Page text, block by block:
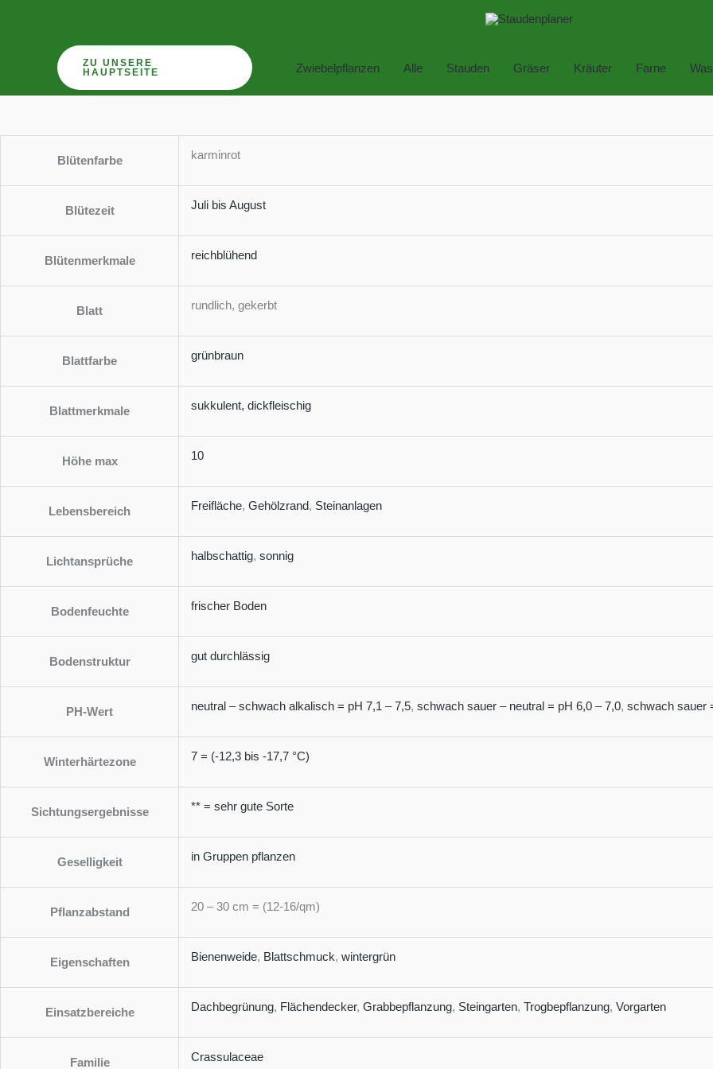
ZU UNSERE
HAUPTSEITE
Zwiebelpflanzen Alle Stauden Gräser Kräuter Farne
Blütenfarbe karminrot
Blütezeit Juli bis August
Blütenmerkmale reichblühend
Blatt rundlich, gekerbt
Blattfarbe grünbraun
Blattmerkmale sukkulent, dickfleischig
Höhe max 10
Lebensbereich Freifläche, Gehölzrand, Steinanlagen
Lichtansprüche halbschattig, sonnig
Bodenfeuchte frischer Boden
Bodenstruktur gut durchlässig
PH-Wert neutral – schwach alkalisch = pH 7,1 – 7,5, schwach sauer – neutral = pH 6,0 – 7,0, schwach sauer
Winterhärtezone 7 = (-12,3 bis -17,7 °C)
Sichtungsergebnisse ** = sehr gute Sorte
Geselligkeit in Gruppen pflanzen
Pflanzabstand 20 – 30 cm = (12-16/qm)
Eigenschaften Bienenweide, Blattschmuck, wintergrün
Einsatzbereiche Dachbegrünung, Flächendecker, Grabbepflanzung, Steingarten, Trogbepflanzung, Vorgarten
Familie Crassulaceae